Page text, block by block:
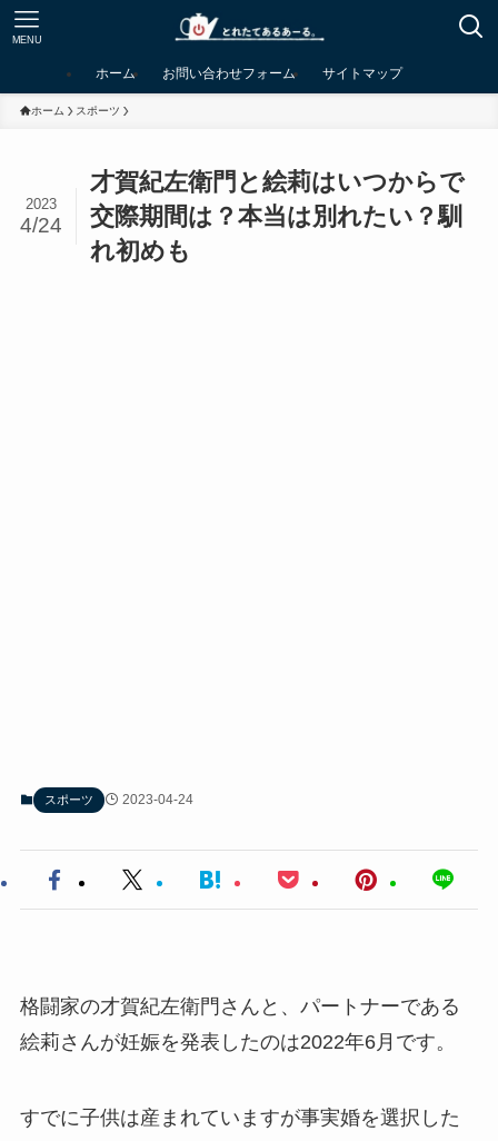
MENU
ホーム お問い合わせフォーム サイトマップ
ホーム スポーツ
才賀紀左衛門と絵莉はいつからで
交際期間は？本当は別れたい？馴
れ初めも
2023
4/24
スポーツ 2023-04-24
格闘家の才賀紀左衛門さんと、パートナーである
絵莉さんが妊娠を発表したのは2022年6月です。
すでに子供は産まれていますが事実婚を選択した